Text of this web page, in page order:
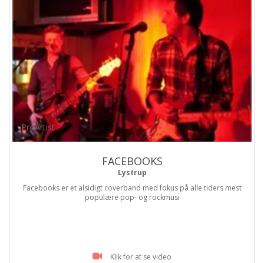
ProArtist
FACEBOOKS
Lystrup
Facebooks er et alsidigt coverband med fokus på alle tiders mest
populære pop- og rockmusi
Klik for at se video